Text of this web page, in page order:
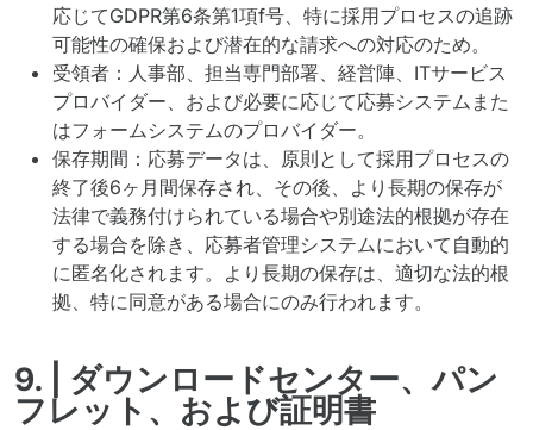
応じてGDPR第6条第1項f号、特に採用プロセスの追跡
可能性の確保および潜在的な請求への対応のため。
受領者：人事部、担当専門部署、経営陣、ITサービス
プロバイダー、および必要に応じて応募システムまた
はフォームシステムのプロバイダー。
保存期間：応募データは、原則として採用プロセスの
終了後6ヶ月間保存され、その後、より長期の保存が
法律で義務付けられている場合や別途法的根拠が存在
する場合を除き、応募者管理システムにおいて自動的
に匿名化されます。より長期の保存は、適切な法的根
拠、特に同意がある場合にのみ行われます。
9. | ダウンロードセンター、パン
フレット、および証明書